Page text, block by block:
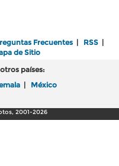
Frecuentes | RSS |
de Sitio
países:
| México
2001-2026